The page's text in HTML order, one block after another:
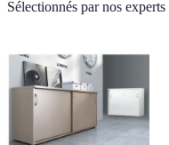
Sélectionnés par nos experts